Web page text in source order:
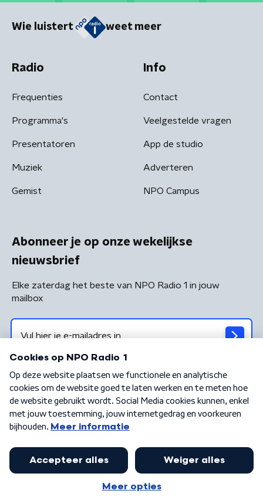
Wie luistert weet meer
Radio
Frequenties
Programma's
Presentatoren
Muziek
Gemist
Info
Contact
Veelgestelde vragen
App de studio
Adverteren
NPO Campus
Abonneer je op onze wekelijkse
nieuwsbrief
Elke zaterdag het beste van NPO Radio 1 in jouw
mailbox
Algemene voorwaarden